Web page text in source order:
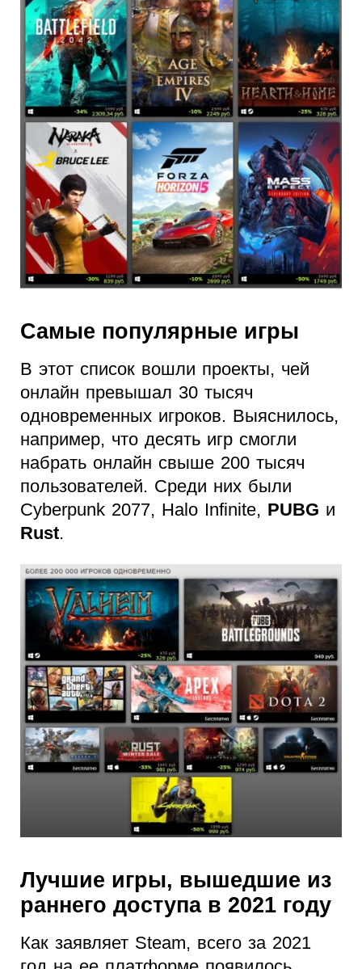
Самые популярные игры
В этот список вошли проекты, чей
онлайн превышал 30 тысяч
одновременных игроков. Выяснилось,
например, что десять игр смогли
набрать онлайн свыше 200 тысяч
пользователей. Среди них были
Cyberpunk 2077, Halo Infinite, PUBG и
Rust.
Лучшие игры, вышедшие из
раннего доступа в 2021 году
Как заявляет Steam, всего за 2021